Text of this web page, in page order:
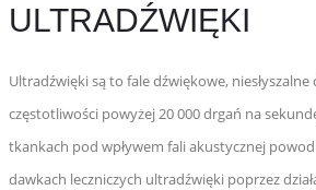
ULTRADŹWIĘKI
Ultradźwięki są to fale dźwiękowe,
częstotliwości powyżej 20 000 drgań na
tkankach pod wpływem fali akustycznej
dawkach leczniczych ultradźwięki poprzez